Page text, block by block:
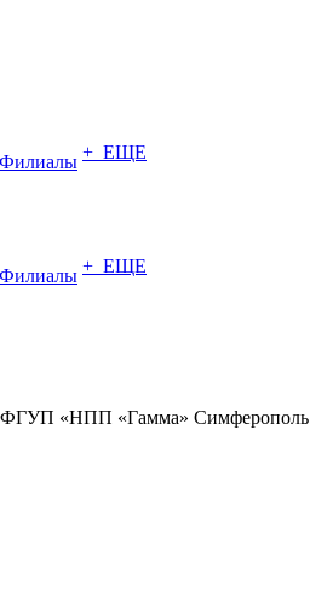
Филиалы + ЕЩЕ
Филиалы + ЕЩЕ
- ФГУП «НПП «Гамма» Симферополь